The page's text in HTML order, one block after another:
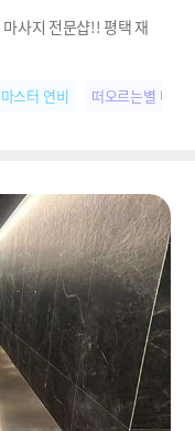
사지 전문샵!! 평택 재
스터 연비 떠오르는별 나연